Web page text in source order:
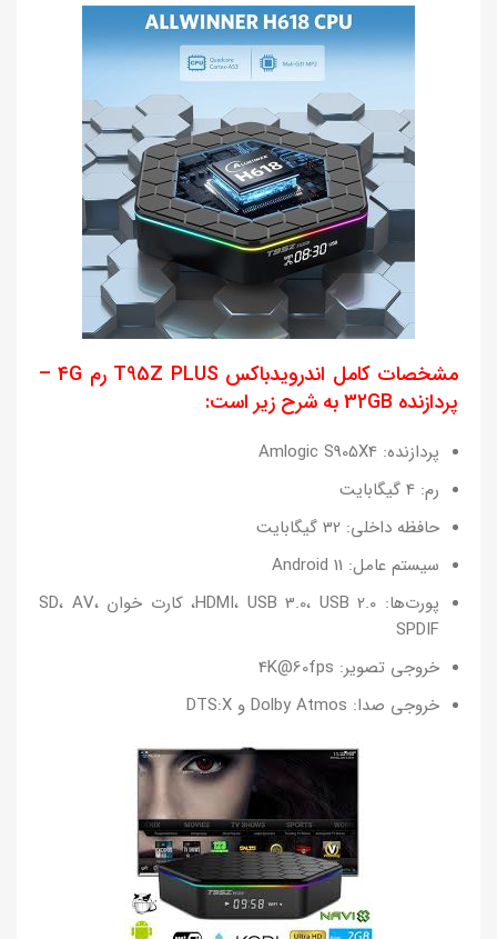
مشخصات کامل اندرویدباکس T95Z PLUS رم 4G –
پردازنده 32GB به شرح زیر است:
پردازنده: Amlogic S905X4
رم: 4 گیگابایت
حافظه داخلی: 32 گیگابایت
سیستم عامل: Android 11
پورت‌ها: HDMI، USB 3.0، USB 2.0، کارت خوان SD، AV،
SPDIF
خروجی تصویر: 4K@60fps
خروجی صدا: Dolby Atmos و DTS:X